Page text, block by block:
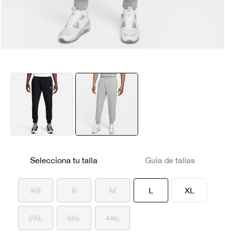
Selecciona tu talla Guía de tallas
XS S M L seleccionado
XL
2XL 3XL 4XL